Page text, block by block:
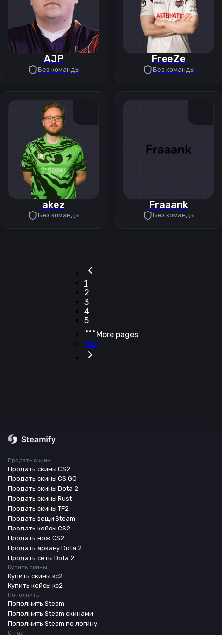
AJP
Без команды
FreeZe
Без команды
akez
Без команды
Fraaank
Без команды
1
2
3
4
5
More pages
182
Продать скины
Продать скины CS2
Продать скины CS:GO
Продать скины Dota 2
Продать скины Rust
Продать скины TF2
Продать вещи Steam
Продать кейсы CS2
Продать нож CS2
Продать аркану Dota 2
Продать сеты Dota 2
Купить скины
Купить скины кс2
Купить кейсы кс2
Пополнить
Пополнить Steam
Пополнить Steam скинами
Пополнить Steam по логину
О нас